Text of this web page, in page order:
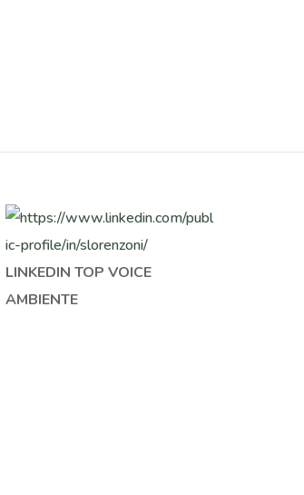
LINKEDIN TOP VOICE
AMBIENTE